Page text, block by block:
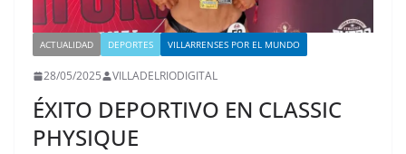
ACTUALIDAD DEPORTES VILLARRENSES POR EL MUNDO
28/05/2025 VILLADELRIODIGITAL
ÉXITO DEPORTIVO EN CLASSIC
PHYSIQUE